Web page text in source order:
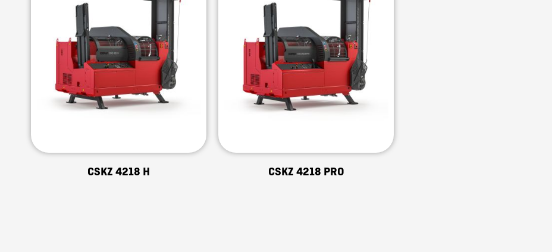
CSKZ 4218 H CSKZ 4218 PRO